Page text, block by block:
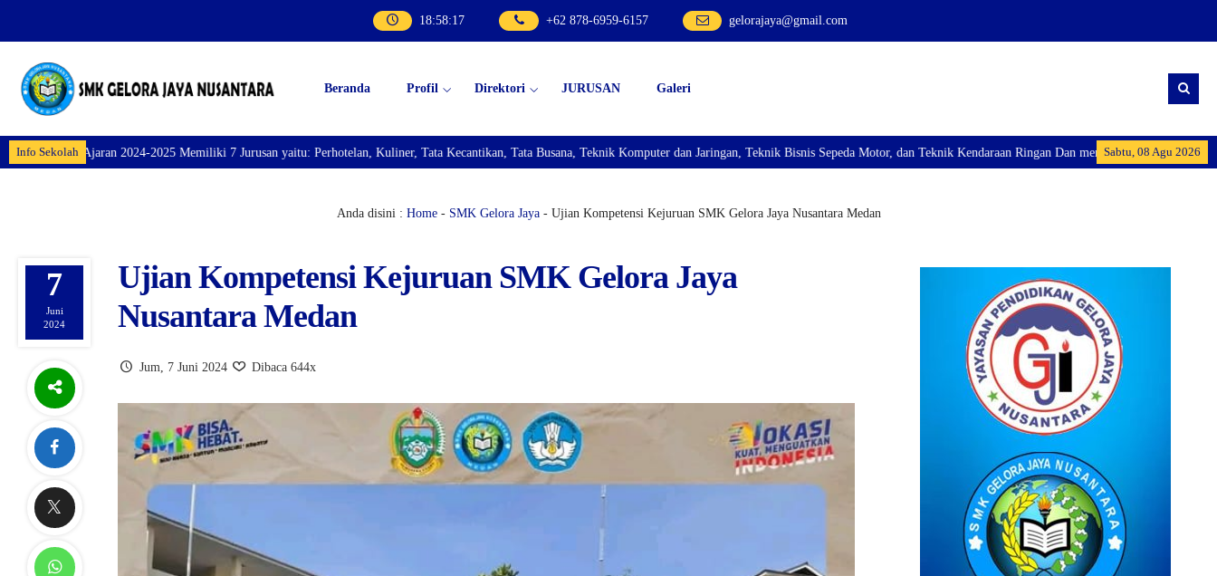
18:58:19 +62 878-6959-6157 gelorajaya@gmail.com
Beranda Profil Direktori JURUSAN Galeri
Info Sekolah Sabtu, 08 Agu 2026
7 Jurusan yaitu: Perhotelan, Kuliner, Tata Kecantikan, Tata Busana, Teknik Komputer dan Jaringan, Teknik Bisnis Sepeda Motor, dan Teknik Kendaraan Ringan Dan membuka Kelas Industri: Axioo Class Program (TKJ), dan
Anda disini : Home- SMK Gelora Jaya- Ujian Kompetensi Kejuruan SMK Gelora Jaya Nusantara Medan
7
Juni
2024
Ujian Kompetensi Kejuruan SMK Gelora Jaya
Nusantara Medan
Jum, 7 Juni 2024 Dibaca 644x